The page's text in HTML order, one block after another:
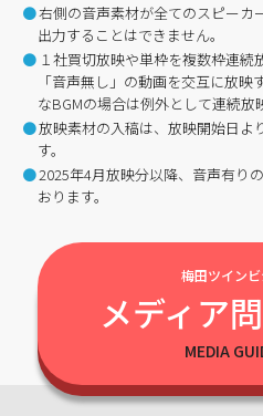
右側の音声素材が全てのスピーカ
出力することはできません。
１社買切放映や単枠を複数枠連続
「音声無し」の動画を交互に放
なBGMの場合は例外として連続放
放映素材の入稿は、放映開始日よ
す。
2025年4月放映分以降、音声有り
おります。
梅田ツイン
メディア